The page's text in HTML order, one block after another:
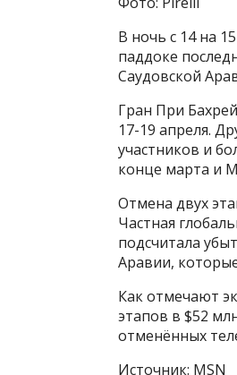
В ночь с 14 на
паддоке
Саудовской
Гран При
17-19 апреля.
участников и
конце марта и
Отмена двух
Частная
подсчитала
Аравии,
Как отмечают
этапов в $52
отменённых
Источник: MSN